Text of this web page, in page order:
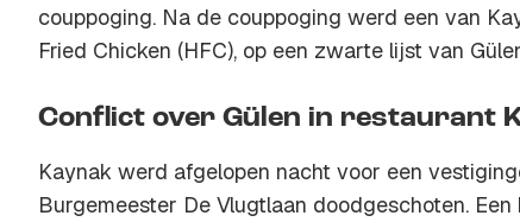
couppoging. Na de couppoging werd een van
Fried Chicken (HFC), op een zwarte lijst van
Conflict over Gülen in restaurant
Kaynak werd afgelopen nacht voor een
Burgemeester De Vlugtlaan doodgeschoten.